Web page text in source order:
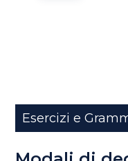
Esercizi e